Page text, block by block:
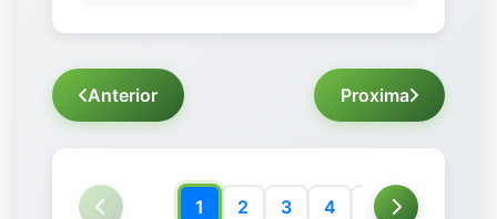
Anterior Proxima
1 2 3 4 5 6